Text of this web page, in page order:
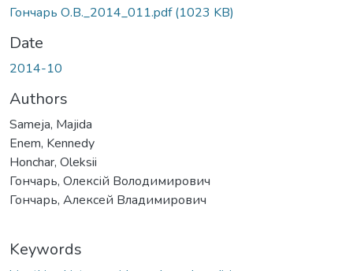
Гончарь О.В._2014_011.pdf(1023 KB)
Date
2014-10
Authors
Sameja, Majida
Enem, Kennedy
Honchar, Oleksii
Гончарь, Олексій Володимирович
Гончарь, Алексей Владимирович
Keywords